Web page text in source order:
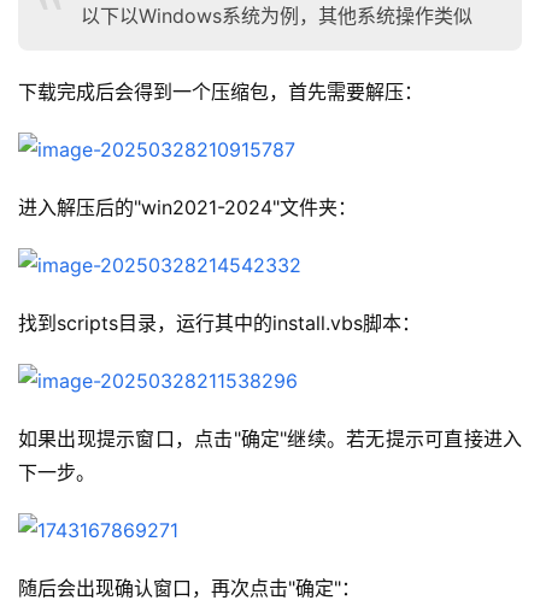
以下以Windows系统为例，其他系统操作类似
下载完成后会得到一个压缩包，首先需要解压：
进入解压后的"win2021-2024"文件夹：
找到scripts目录，运行其中的install.vbs脚本：
如果出现提示窗口，点击"确定"继续。若无提示可直接进入
下一步。
随后会出现确认窗口，再次点击"确定"：